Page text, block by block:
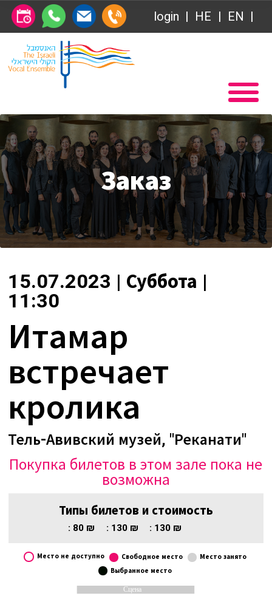
Абонемент
Передачи
Связаться с нами
О нас
за голосом
Магия голоса
Календарь
заказ
Политика сайта
login HE EN
Главная
Вступление в Общество друзей Ансамбля
Общество друзей
Абонемент
Передачи
VOD
Связаться с нами
О нас
за голосом
Магия голоса
Виртуальный зал
Календарь
мой счет
заказ
Заказ
15.07.2023 | Суббота |
11:30
Итамар
встречает
кролика
Тель-Авивский музей, "Реканати"
Покупка билетов в этом зале пока не
возможна
Типы билетов и стоимость
: 80 ₪ : 130 ₪ : 130 ₪
Место не доступно Свободное место
Место занято
Выбранное место
Сцена